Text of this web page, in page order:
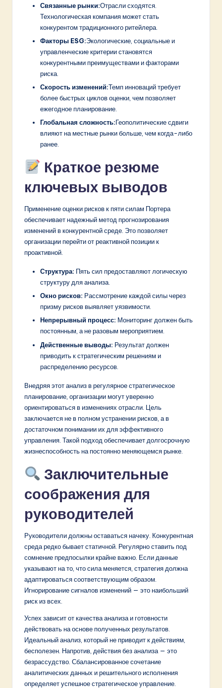
Связанные рынки:Отрасли сходятся.
Технологическая компания может стать
конкурентом традиционного ритейлера.
Факторы ESG:Экологические, социальные и
управленческие критерии становятся
конкурентными преимуществами и факторами
риска.
Скорость изменений:Темп инноваций требует
более быстрых циклов оценки, чем позволяет
ежегодное планирование.
Глобальная сложность:Геополитические сдвиги
влияют на местные рынки больше, чем когда-либо
ранее.
Краткое резюме
ключевых выводов
Применение оценки рисков к пяти силам Портера
обеспечивает надежный метод прогнозирования
изменений в конкурентной среде. Это позволяет
организации перейти от реактивной позиции к
проактивной.
Структура: Пять сил предоставляют логическую
структуру для анализа.
Окно рисков: Рассмотрение каждой силы через
призму рисков выявляет уязвимости.
Непрерывный процесс: Мониторинг должен быть
постоянным, а не разовым мероприятием.
Действенные выводы: Результат должен
приводить к стратегическим решениям и
распределению ресурсов.
Внедряя этот анализ в регулярное стратегическое
планирование, организации могут уверенно
ориентироваться в изменениях отрасли. Цель
заключается не в полном устранении рисков, а в
достаточном понимании их для эффективного
управления. Такой подход обеспечивает долгосрочную
жизнеспособность на постоянно меняющемся рынке.
Заключительные
соображения для
руководителей
Руководители должны оставаться начеку. Конкурентная
среда редко бывает статичной. Регулярно ставить под
сомнение предпосылки крайне важно. Если данные
указывают на то, что сила меняется, стратегия должна
адаптироваться соответствующим образом.
Игнорирование сигналов изменений — это наибольший
риск из всех.
Успех зависит от качества анализа и готовности
действовать на основе полученных результатов.
Идеальный анализ, который не приводит к действиям,
бесполезен. Напротив, действия без анализа — это
безрассудство. Сбалансированное сочетание
аналитических данных и решительного исполнения
определяет успешное стратегическое управление.